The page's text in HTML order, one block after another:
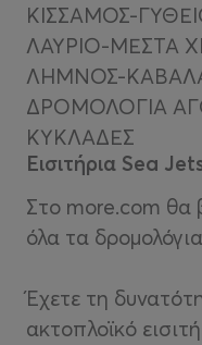
ΚΙΣΣΑΜΟΣ-
ΛΑΥΡΙΟ-ΜΕΣΤΑ
ΛΗΜΝΟΣ-
ΔΡΟΜΟΛΟΓΙΑ
ΚΥΚΛΑΔΕΣ
Εισιτήρια Sea
Στο more.com θα
όλα τα
Έχετε τη
ακτοπλοϊκό